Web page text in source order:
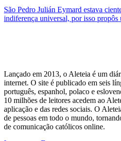
São Pedro Julián Eymard estava
indiferença universal, por isso propôs
Lançado em 2013, o Aleteia é um
internet. O site é publicado em seis
português, espanhol, polaco e
10 milhões de leitores acedem ao
aplicação e das redes sociais. O
de pessoas em todo o mundo,
de comunicação católicos online.